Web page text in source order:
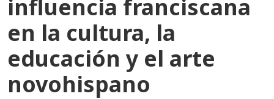
influencia franciscana
en la cultura, la
educación y el arte
novohispano